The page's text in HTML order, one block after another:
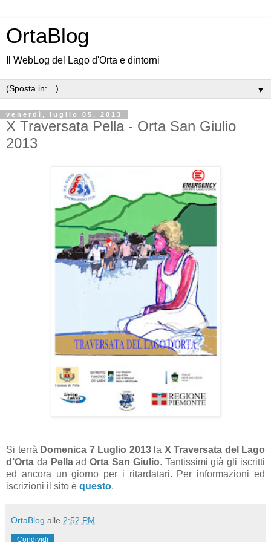
OrtaBlog
Il WebLog del Lago d'Orta e dintorni
▼
venerdì, luglio 05, 2013
X Traversata Pella - Orta San Giulio
2013
Si terrà Domenica 7 Luglio 2013 la X Traversata del Lago
d’Orta da PellaadOrta San Giulio. Tantissimi già gli iscritti
ed ancora un giorno per i ritardatari. Per informazioni ed
iscrizioni il sito è questo.
OrtaBlog alle 2:52 PM
Condividi